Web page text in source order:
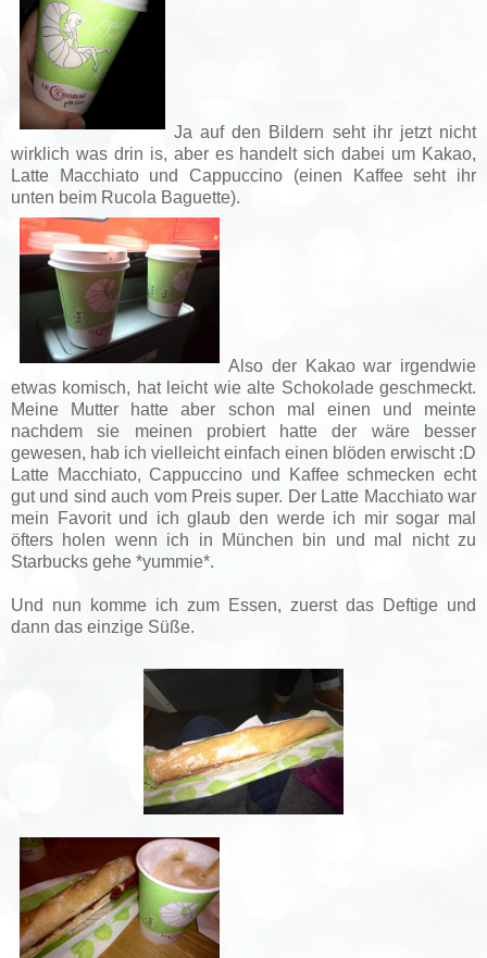
Ja auf den Bildern seht ihr jetzt nicht
wirklich was drin is, aber es handelt sich dabei um Kakao,
Latte Macchiato und Cappuccino (einen Kaffee seht ihr
unten beim Rucola Baguette).
Also der Kakao war irgendwie
etwas komisch, hat leicht wie alte Schokolade geschmeckt.
Meine Mutter hatte aber schon mal einen und meinte
nachdem sie meinen probiert hatte der wäre besser
gewesen, hab ich vielleicht einfach einen blöden erwischt :D
Latte Macchiato, Cappuccino und Kaffee schmecken echt
gut und sind auch vom Preis super. Der Latte Macchiato war
mein Favorit und ich glaub den werde ich mir sogar mal
öfters holen wenn ich in München bin und mal nicht zu
Starbucks gehe *yummie*.
Und nun komme ich zum Essen, zuerst das Deftige und
dann das einzige Süße.